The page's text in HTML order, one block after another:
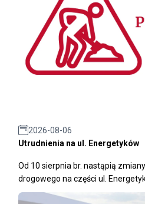
2026-08-06
Utrudnienia na ul. Energetyków
Od 10 sierpnia br. nastąpią
drogowego na części ul.